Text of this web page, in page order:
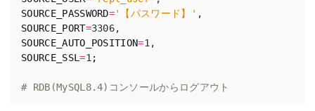
SOURCE_PASSWORD='【パスワード】'
SOURCE_PORT=
SOURCE_AUTO_POSITION=
SOURCE_SSL=1 ;
# RDB(MySQL8.4)コンソールからログアウト